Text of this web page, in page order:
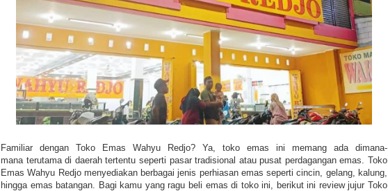
Familiar dengan Toko Emas Wahyu Redjo? Ya, toko emas ini memang ada dimana-
mana terutama di daerah tertentu seperti pasar tradisional atau pusat perdagangan emas .Toko
Emas Wahyu Redjo menyediakan berbagai jenis perhiasan emas seperti cincin, gelang, kalung,
hingga emas batangan. Bagi kamu yang ragu beli emas di toko ini, berikut ini review jujur Toko